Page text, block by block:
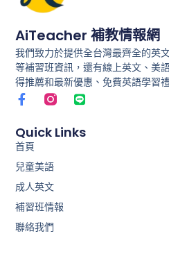
AiTeacher 補教情報網
我們致力於提供全台灣最齊全的英
等補習班資訊，還有線上英文、美
得推薦和最新優惠、免費英語學習
F
a
e
b
o
o
k
-
f
L
i
e
Quick Links
首頁
兒童美語
成人英文
補習班情報
聯絡我們